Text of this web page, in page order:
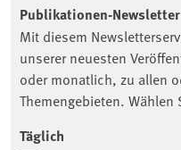
Publikationen-Newsletter
Mit diesem
unserer neuesten
oder monatlich, zu allen
Themengebieten. Wählen
Täglich